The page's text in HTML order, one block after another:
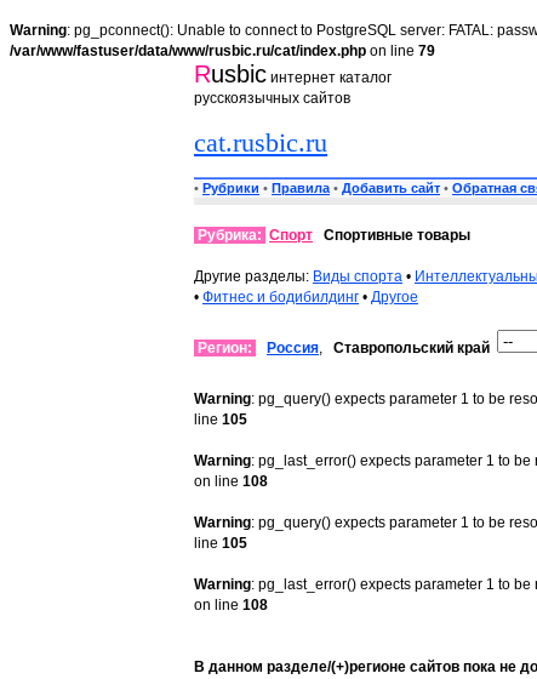
Warning: pg_pconnect(): Unable to connect to PostgreSQL server: FATAL:
/var/www/fastuser/data/www/rusbic.ru/cat/index.php on line 79
Rusbic интернет каталог
русскоязычных сайтов
cat.rusbic.ru
• Рубрики • Правила • Добавить сайт • Обратная
Рубрика: Спорт Спортивные товары
Другие разделы: Виды спорта •
• Фитнес и бодибилдинг • Другое
Регион: Россия, Ставропольский край
Warning: pg_query() expects parameter 1 to be
line 105
Warning: pg_last_error() expects parameter 1 to
on line 108
Warning: pg_query() expects parameter 1 to be
line 105
Warning: pg_last_error() expects parameter 1 to
on line 108
В данном разделе/(+)регионе сайтов пока не